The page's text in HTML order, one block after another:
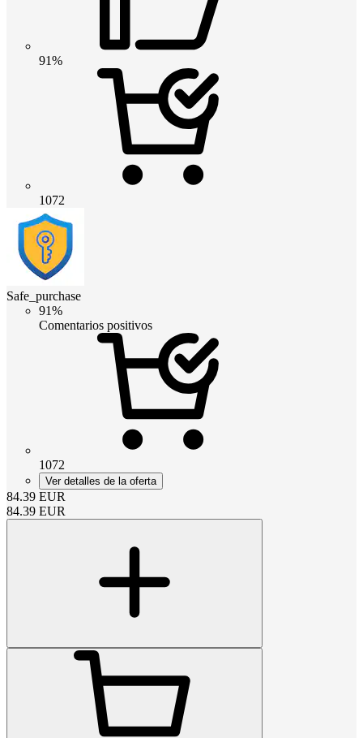
91%
1072
Safe_purchase
91%
Comentarios positivos
1072
Ver detalles de la oferta
84.39 EUR
84.39 EUR